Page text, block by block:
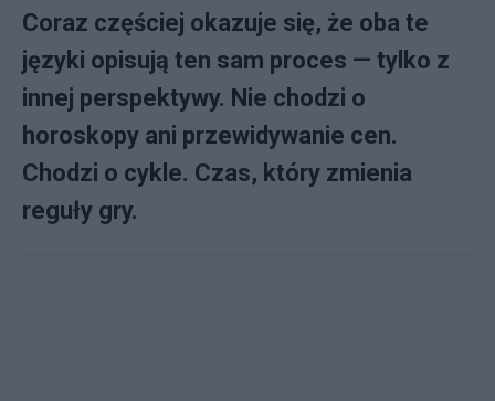
Coraz częściej okazuje się, że oba te
języki opisują ten sam proces — tylko z
innej perspektywy. Nie chodzi o
horoskopy ani przewidywanie cen.
Chodzi o cykle. Czas, który zmienia
reguły gry.